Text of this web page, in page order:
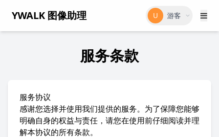
YWALK 图像助理 U 游客
服务条款
服务协议
感谢您选择并使用我们提供的服务。为了保障您能够
明确自身的权益与责任，请您在使用前仔细阅读并理
解本协议的所有条款。